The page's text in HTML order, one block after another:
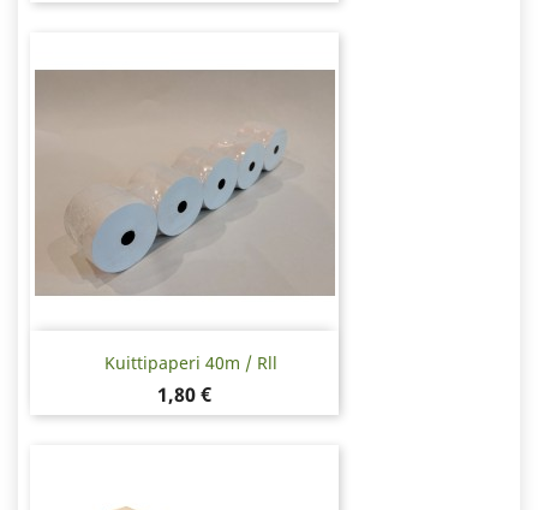
Kuittipaperi 40m / Rll
Hinta
1,80 €